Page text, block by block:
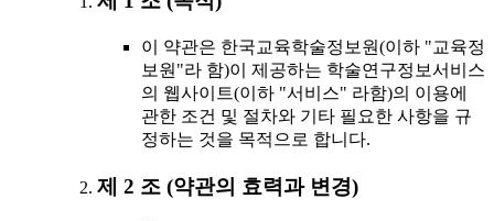
이 약관은 한국교육학술정보원(이하 "교육정
보원"라 함)이 제공하는 학술연구정보서비스
의 웹사이트(이하 "서비스" 라함)의 이용에
관한 조건 및 절차와 기타 필요한 사항을 규
정하는 것을 목적으로 합니다.
제 2 조 (약관의 효력과 변경)